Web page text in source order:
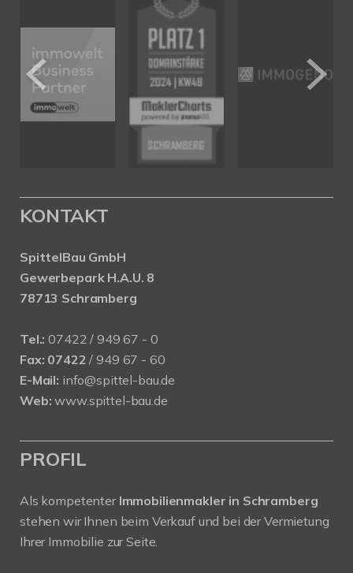
KONTAKT
SpittelBau GmbH
Gewerbepark H.A.U. 8
78713 Schramberg
Tel.: 07422 / 949 67 - 0
Fax: 07422 / 949 67 - 60
E-Mail: info@spittel-bau.de
Web: www.spittel-bau.de
PROFIL
Als kompetenter Immobilienmakler in Schramberg
stehen wir Ihnen beim Verkauf und bei der Vermietung
Ihrer Immobilie zur Seite.